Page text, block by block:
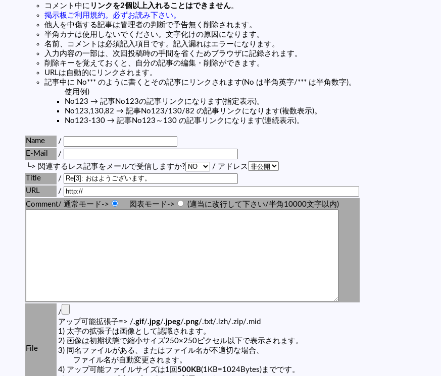
コメント中に リンクを2個以上入れることはできません。
掲示板ご利用規約。必ずお読み下さい。
他人を中傷する記事は管理者の判断で予告無く削除されます。
半角カナは使用しないでください。文字化けの原因になります。
名前、コメントは必須記入項目です。記入漏れはエラーになります。
入力内容の一部は、次回投稿時の手間を省くためブラウザに記録されます。
削除キーを覚えておくと、自分の記事の編集・削除ができます。
URLは自動的にリンクされます。
記事中に No*** のように書くとその記事にリンクされます(No は半角英字/*** は半角数字)。
使用例)
No123 → 記事No123の記事リンクになります(指定表示)。
No123,130,82 → 記事No123/130/82 の記事リンクになります(複数表示)。
No123-130 → 記事No123～130 の記事リンクになります(連続表示)。
Name
/
E-Mail
/
└> 関連するレス記事をメールで受信しますか?
/ アドレス
Title
/
URL
/
Comment/ 通常モード->
図表モード-> (適当に改行して下さい/半角10000文字以内)
File
/
アップ可能拡張子=> /.gif/.jpg/.jpeg/.png/.txt/.lzh/.zip/.mid
1) 太字の拡張子は画像として認識されます。
2) 画像は初期状態で縮小サイズ250×250ピクセル以下で表示されます。
3) 同名ファイルがある、またはファイル名が不適切な場合、
ファイル名が自動変更されます。
4) アップ可能ファイルサイズは1回 500KB(1KB=1024Bytes)までです。